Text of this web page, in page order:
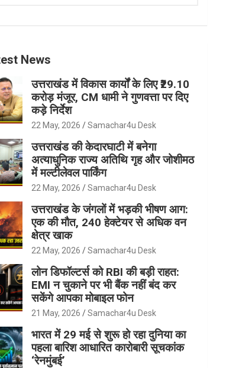
News
उत्तराखंड में विकास कार्यों के लिए ₹29.10
करोड़ मंजूर, CM धामी ने गुणवत्ता पर दिए
कड़े निर्देश
22 May, 2026 Samachar4u Desk
उत्तराखंड की केदारघाटी में बनेगा
अत्याधुनिक राज्य अतिथि गृह और जोशीमठ
में मल्टीलेवल पार्किंग
22 May, 2026 Samachar4u Desk
उत्तराखंड के जंगलों में भड़की भीषण आग:
एक की मौत, 240 हेक्टेयर से अधिक वन
क्षेत्र खाक
22 May, 2026 Samachar4u Desk
लोन डिफॉल्टर्स को RBI की बड़ी राहत:
EMI न चुकाने पर भी बैंक नहीं बंद कर
सकेंगे आपका मोबाइल फोन
21 May, 2026 Samachar4u Desk
भारत में 29 मई से शुरू हो रहा दुनिया का
पहला बारिश आधारित कारोबारी सूचकांक
‘रेनमुंबई’